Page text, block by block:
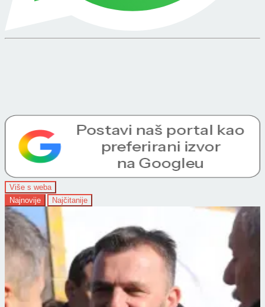
Više s weba
Najnovije
Najčitanije